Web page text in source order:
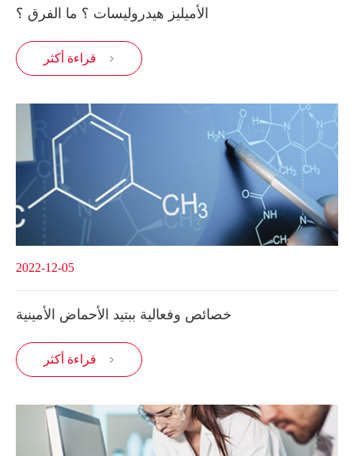
الأميليز هيدروليسات ؟ ما الفرق ؟
قراءة أكثر 
2022-12-05
خصائص وفعالية ببتيد الأحماض الأمينية
قراءة أكثر 